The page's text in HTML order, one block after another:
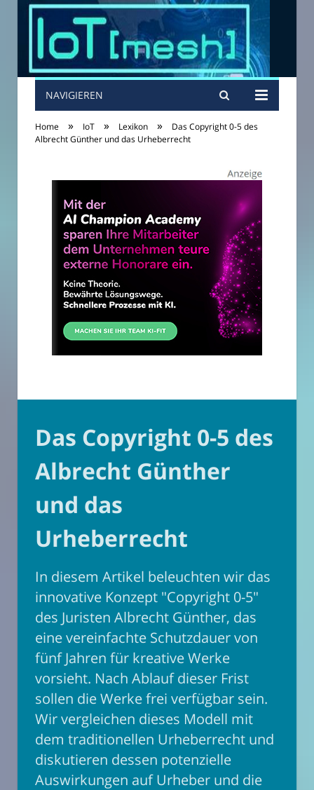
NAVIGIEREN
Home » IoT » Lexikon »
Das Copyright 0-5 des
Albrecht Günther und das Urheberrecht
Das Copyright 0-5 des
Albrecht Günther
und das
Urheberrecht
In diesem Artikel beleuchten wir das
innovative Konzept "Copyright 0-5"
des Juristen Albrecht Günther, das
eine vereinfachte Schutzdauer von
fünf Jahren für kreative Werke
vorsieht. Nach Ablauf dieser Frist
sollen die Werke frei verfügbar sein.
Wir vergleichen dieses Modell mit
dem traditionellen Urheberrecht und
diskutieren dessen potenzielle
Auswirkungen auf Urheber und die